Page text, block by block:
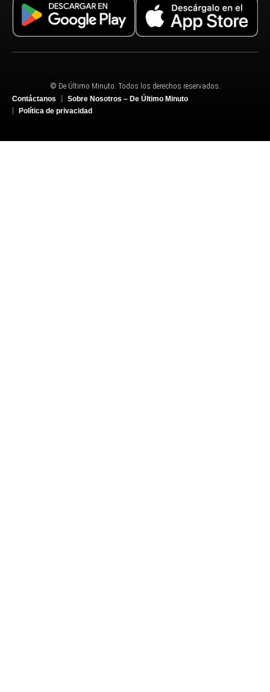
© De Último Minuto. Todos los derechos reservados.
Contáctanos
Sobre Nosotros – De Último Minuto
Política de privacidad